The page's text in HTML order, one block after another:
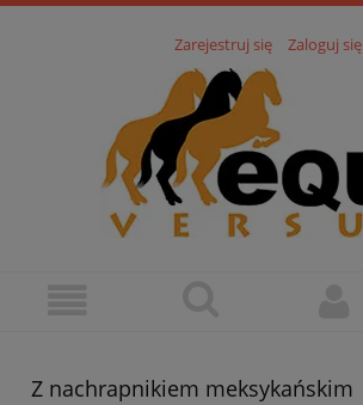
Zarejestruj się Zaloguj się
Z nachrapnikiem meksykańskim